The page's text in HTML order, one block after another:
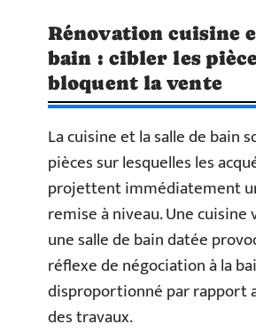
Rénovation cuisine
bain : cibler les
bloquent la vente
La cuisine et la salle de bain
pièces sur lesquelles les
projettent immédiatement
remise à niveau. Une cuisine
une salle de bain datée
réflexe de négociation à la
disproportionné par rapport
des travaux.